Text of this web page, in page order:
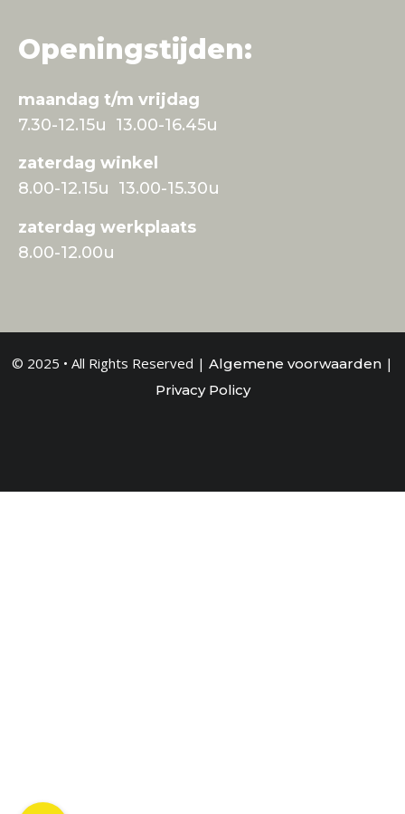
Openingstijden:
maandag t/m vrijdag
7.30-12.15u 13.00-16.45u
zaterdag winkel
8.00-12.15u 13.00-15.30u
zaterdag werkplaats
8.00-12.00u
© 2025 • All Rights Reserved | Algemene voorwaarden |
Privacy Policy